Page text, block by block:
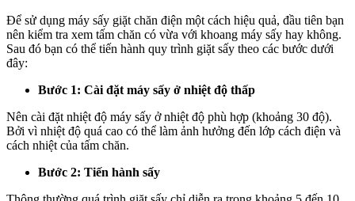
Để sử dụng máy sấy giặt chăn điện một cách hiệu quả, đầu tiên bạn
nên kiểm tra xem tấm chăn có vừa với khoang máy sấy hay không.
Sau đó bạn có thể tiến hành quy trình giặt sấy theo các bước dưới
đây:
Bước 1: Cài đặt máy sấy ở nhiệt độ thấp
Nên cài đặt nhiệt độ máy sấy ở nhiệt độ phù hợp (khoảng 30 độ).
Bởi vì nhiệt độ quá cao có thể làm ảnh hưởng đến lớp cách điện và
cách nhiệt của tấm chăn.
Bước 2: Tiến hành sấy